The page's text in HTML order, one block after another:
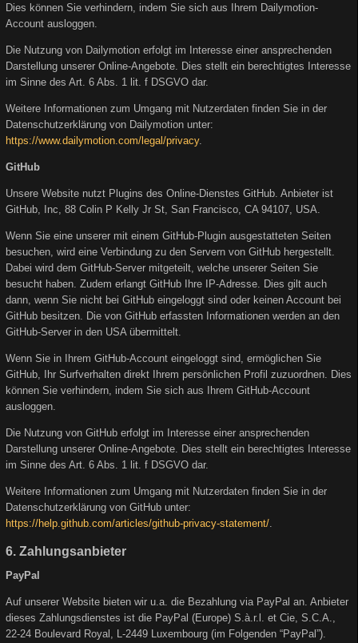
Dies können Sie verhindern, indem Sie sich aus Ihrem Dailymotion-
Account ausloggen.
Die Nutzung von Dailymotion erfolgt im Interesse einer ansprechenden
Darstellung unserer Online-Angebote. Dies stellt ein berechtigtes Interesse
im Sinne des Art. 6 Abs. 1 lit. f DSGVO dar.
Weitere Informationen zum Umgang mit Nutzerdaten finden Sie in der
Datenschutzerklärung von Dailymotion unter:
https://www.dailymotion.com/legal/privacy.
GitHub
Unsere Website nutzt Plugins des Online-Dienstes GitHub. Anbieter ist
GitHub, Inc, 88 Colin P Kelly Jr St, San Francisco, CA 94107, USA.
Wenn Sie eine unserer mit einem GitHub-Plugin ausgestatteten Seiten
besuchen, wird eine Verbindung zu den Servern von GitHub hergestellt.
Dabei wird dem GitHub-Server mitgeteilt, welche unserer Seiten Sie
besucht haben. Zudem erlangt GitHub Ihre IP-Adresse. Dies gilt auch
dann, wenn Sie nicht bei GitHub eingeloggt sind oder keinen Account bei
GitHub besitzen. Die von GitHub erfassten Informationen werden an den
GitHub-Server in den USA übermittelt.
Wenn Sie in Ihrem GitHub-Account eingeloggt sind, ermöglichen Sie
GitHub, Ihr Surfverhalten direkt Ihrem persönlichen Profil zuzuordnen. Dies
können Sie verhindern, indem Sie sich aus Ihrem GitHub-Account
ausloggen.
Die Nutzung von GitHub erfolgt im Interesse einer ansprechenden
Darstellung unserer Online-Angebote. Dies stellt ein berechtigtes Interesse
im Sinne des Art. 6 Abs. 1 lit. f DSGVO dar.
Weitere Informationen zum Umgang mit Nutzerdaten finden Sie in der
Datenschutzerklärung von GitHub unter:
https://help.github.com/articles/github-privacy-statement/
6. Zahlungsanbieter
PayPal
Auf unserer Website bieten wir u.a. die Bezahlung via PayPal an. Anbieter
dieses Zahlungsdienstes ist die PayPal (Europe) S.à.r.l. et Cie, S.C.A.,
22-24 Boulevard Royal, L-2449 Luxembourg (im Folgenden “PayPal”).